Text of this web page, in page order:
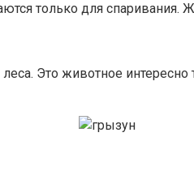
только для спаривания.
Это животное